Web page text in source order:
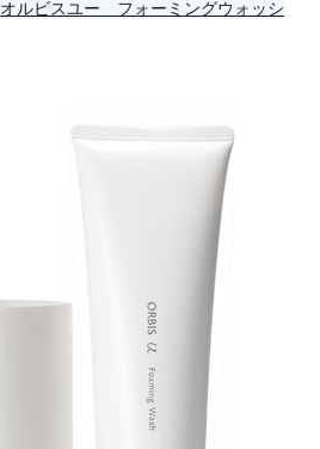
オルビスユー フォーミングウォッシ